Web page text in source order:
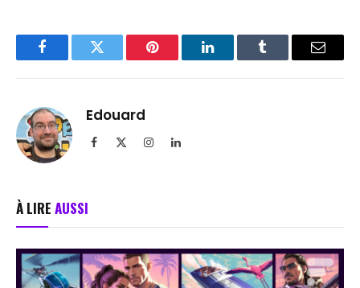
FacebookTwitter Pinterest LinkedInTumblr Email
Edouard
Facebook InstagramLinkedIn
À LIRE AUSSI